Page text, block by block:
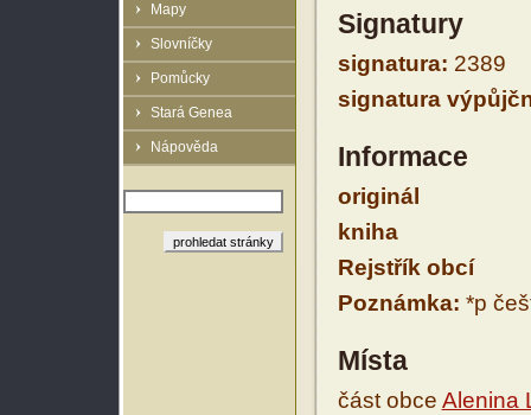
Mapy
Slovníčky
Pomůcky
Stará Genea
Nápověda
Signatury
signatura: 2389
signatura
Informace
originál
kniha
Rejstřík obcí
Poznámka: *p
Místa
část obce Alenina